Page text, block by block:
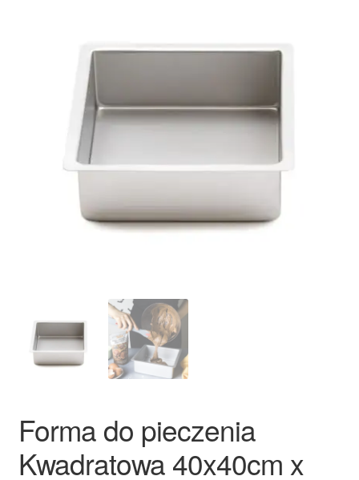
Ozdoby na tort weselny
Forma do pieczenia
Kwadratowa 40x40cm x